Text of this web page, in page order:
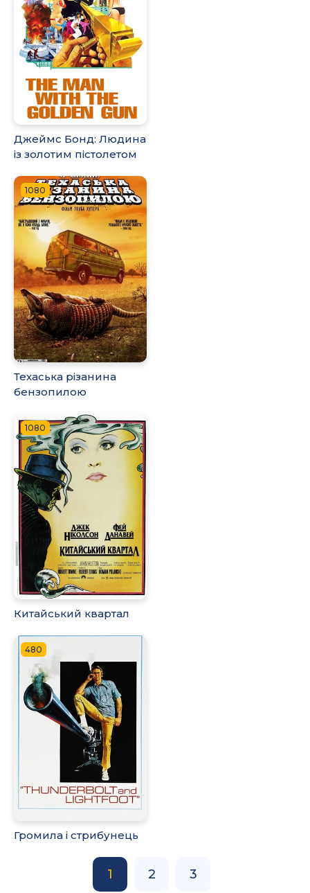
Джеймс Бонд: Людина
із золотим пістолетом
1080
Техаська різанина
бензопилою
1080
Китайський квартал
480
Громила і стрибунець
1 2 3